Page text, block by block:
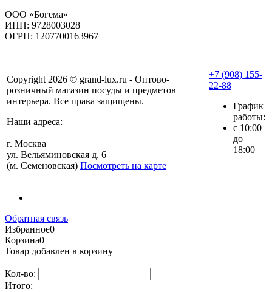
ООО «Богема»
ИНН: 9728003028
ОГРН: 1207700163967
Copyright 2026 © grand-lux.ru - Оптово-
розничный магазин посуды и предметов
интерьера. Все права защищены.
Наши адреса:
г. Москва
ул. Вельяминовская д. 6
(м. Семеновская) Посмотреть на карте
+7 (908) 155-
22-88
График
работы:
с 10:00
до
18:00
Обратная связь
Избранное0
Корзина0
Товар добавлен в корзину
Кол-во:
Итого: